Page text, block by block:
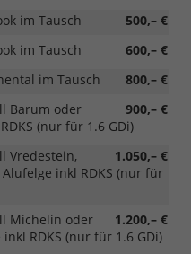
500,– €
im Tausch
600,– €
im Tausch
800,– €
im Tausch
900,– €
Barum oder
(nur für 1.6 GDi)
1.050,– €
Vredestein,
inkl RDKS (nur für
1.200,– €
Michelin oder
RDKS (nur für 1.6 GDi)